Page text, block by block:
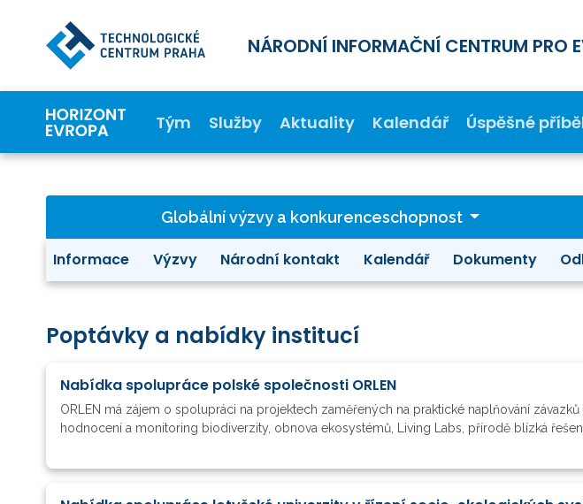
NÁRODNÍ INFORMAČNÍ CENTRUM PRO
Tým Služby Aktuality Kalendář Úspěšné
Globální výzvy a konkurenceschopnost
Informace Výzvy Národní kontakt Kalendář Dokumenty
Poptávky a nabídky institucí
Nabídka spolupráce polské společnosti ORLEN
ORLEN má zájem o spolupráci na projektech zaměřených na praktické naplňování
hodnocení a monitoring biodiverzity, obnova ekosystémů, Living Labs, přírodě blízká